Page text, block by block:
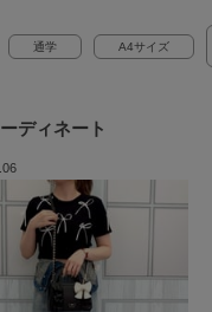
通学 A4サイズ
ディネート